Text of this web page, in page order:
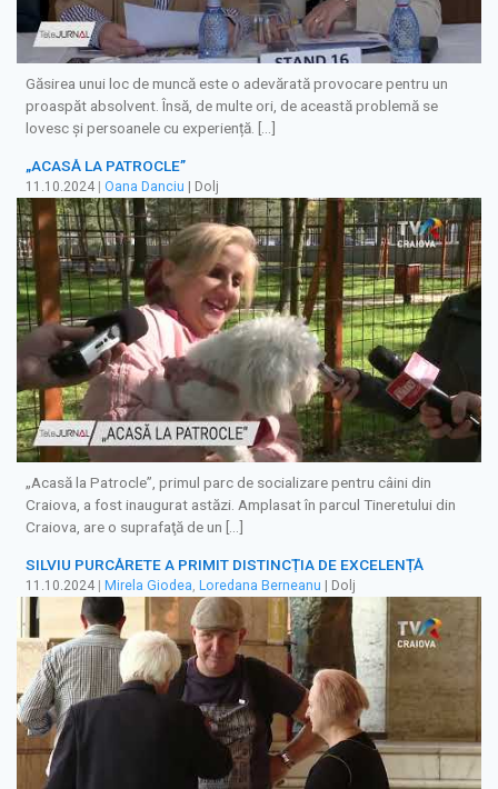
Găsirea unui loc de muncă este o adevărată provocare pentru un
proaspăt absolvent. Însă, de multe ori, de această problemă se
lovesc și persoanele cu experiență. […]
„ACASĂ LA PATROCLE”
11.10.2024 Oana Danciu | Dolj
„Acasă la Patrocle”, primul parc de socializare pentru câini din
Craiova, a fost inaugurat astăzi. Amplasat în parcul Tineretului din
Craiova, are o suprafaţă de un […]
SILVIU PURCĂRETE A PRIMIT DISTINCȚIA DE EXCELENȚĂ
11.10.2024 Mirela Giodea, Loredana Berneanu | Dolj